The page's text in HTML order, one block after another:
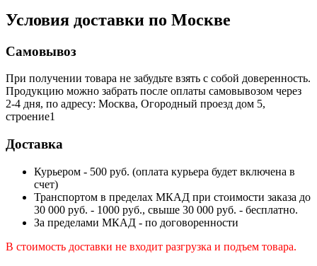
Условия доставки по Москве
Самовывоз
При получении товара не забудьте взять с собой доверенность.
Продукцию можно забрать после оплаты самовывозом через
2-4 дня, по адресу: Москва, Огородный проезд дом 5,
строение1
Доставка
Курьером - 500 руб. (оплата курьера будет включена в
счет)
Транспортом в пределах МКАД при стоимости заказа до
30 000 руб. - 1000 руб., свыше 30 000 руб. - бесплатно.
За пределами МКАД - по договоренности
В стоимость доставки не входит разгрузка и подъем товара.